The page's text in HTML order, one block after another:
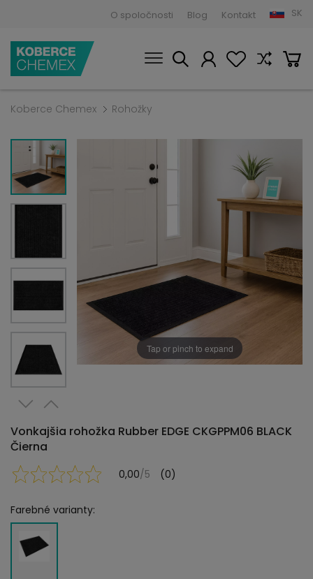
O spoločnosti Blog Kontakt SK
Koberce Chemex Rohožky
Tap or pinch to expand
Vonkajšia rohožka Rubber EDGE CKGPPM06 BLACK
Čierna
0,00/5 (0)
Farebné varianty: